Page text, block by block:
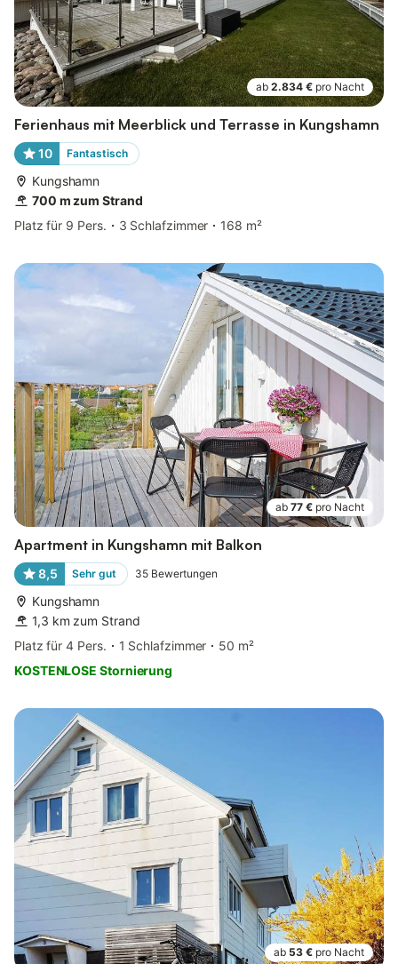
ab 2.834 € pro Nacht
Ferienhaus mit Meerblick und Terrasse in Kungshamn
10 Fantastisch
Kungshamn
700 m zum Strand
Platz für 9 Pers.
3 Schlafzimmer 168 m²
ab 77 € pro Nacht
Apartment in Kungshamn mit Balkon
8,5 Sehr gut 35 Bewertungen
Kungshamn
1,3 km zum Strand
Platz für 4 Pers.
1 Schlafzimmer
50 m²
KOSTENLOSE Stornierung
ab 53 € pro Nacht